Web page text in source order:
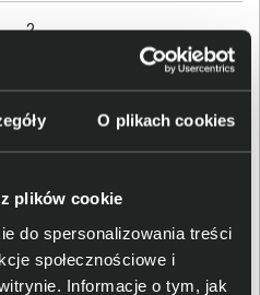
O plikach cookies
plików cookie
do spersonalizowania treści
społecznościowe i
Informacje o tym, jak
2
1
64 GB
4800 MHz
SODIMM DDR5